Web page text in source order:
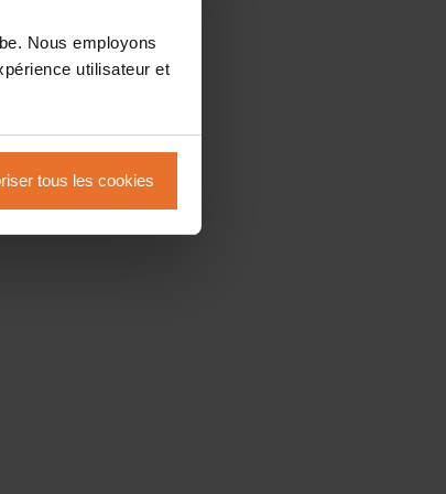
Nous employons
utilisateur et
tous les cookies